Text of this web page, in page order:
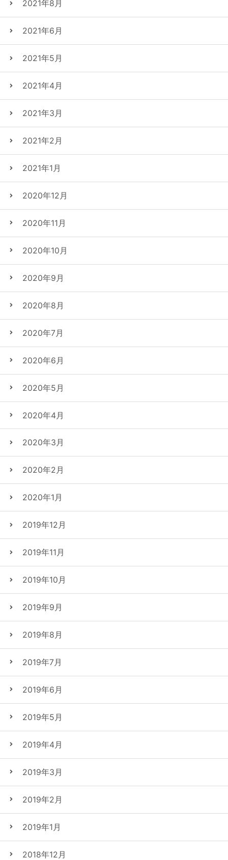
2021年8月
2021年6月
2021年5月
2021年4月
2021年3月
2021年2月
2021年1月
2020年12月
2020年11月
2020年10月
2020年9月
2020年8月
2020年7月
2020年6月
2020年5月
2020年4月
2020年3月
2020年2月
2020年1月
2019年12月
2019年11月
2019年10月
2019年9月
2019年8月
2019年7月
2019年6月
2019年5月
2019年4月
2019年3月
2019年2月
2019年1月
2018年12月